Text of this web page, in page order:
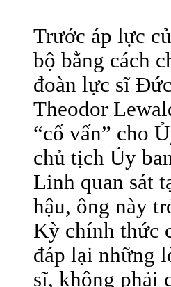
Trước áp lực
bộ bằng cách
đoàn lực sĩ
Theodor
“cố vấn” cho
chủ tịch Ủy
Linh quan sát
hậu, ông này
Kỳ chính thức
đáp lại những
sĩ, không phải